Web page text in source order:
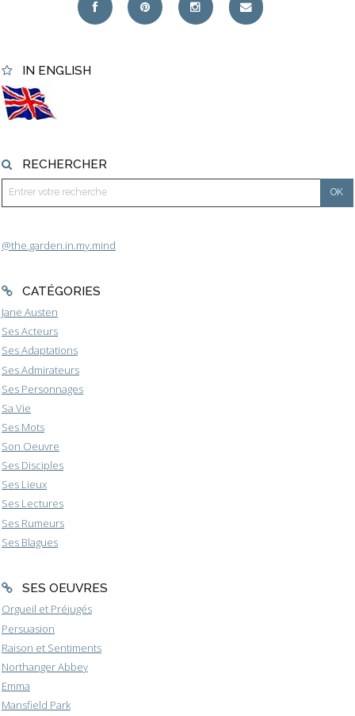
IN ENGLISH
RECHERCHER
@the.garden.in.my.mind
CATÉGORIES
Jane Austen
Ses Acteurs
Ses Adaptations
Ses Admirateurs
Ses Personnages
Sa Vie
Ses Mots
Son Oeuvre
Ses Disciples
Ses Lieux
Ses Lectures
Ses Rumeurs
Ses Blagues
SES OEUVRES
Orgueil et Préjugés
Persuasion
Raison et Sentiments
Northanger Abbey
Emma
Mansfield Park